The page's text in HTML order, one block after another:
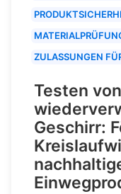
ZULASSUNGEN
Testen von
Geschirr: